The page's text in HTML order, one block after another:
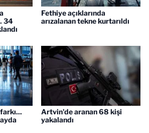
34
Fethiye açıklarında
arızalanan tekne kurtarıldı
Artvin'de aranan 68 kişi
yakalandı